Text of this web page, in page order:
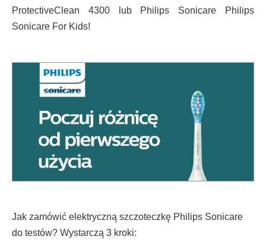
ProtectiveClean 4300 lub Philips Sonicare Philips
Sonicare For Kids!
Jak zamówić elektryczną szczoteczkę Philips Sonicare
do testów? Wystarczą 3 kroki: